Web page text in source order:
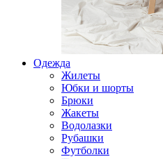
Одежда
Жилеты
Юбки и шорты
Брюки
Жакеты
Водолазки
Рубашки
Футболки